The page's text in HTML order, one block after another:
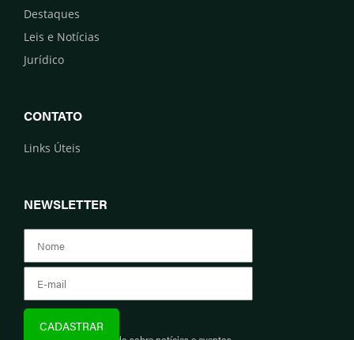
Destaques
Leis e Notícias
Jurídico
CONTATO
Links Úteis
NEWSLETTER